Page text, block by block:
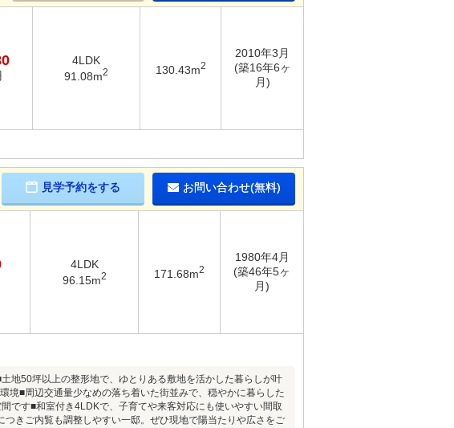
4LDK
91.08m2 130.43m2
2010年3月
(築16年6ヶ
月)
見学予約をする お問い合わせ(無料)
4LDK
96.15m2 171.68m2
1980年4月
(築46年5ヶ
月)
地50坪以上の整形地で、ゆとりある敷地を活かした暮らしが叶
境■周辺交通量少なめの落ち着いた街並みで、穏やかに暮らした
です■和室付き4LDKで、子育てや来客対応にも使いやすい間取
きご内覧も調整しやすい一邸。ぜひ現地で陽当たりや広さをご